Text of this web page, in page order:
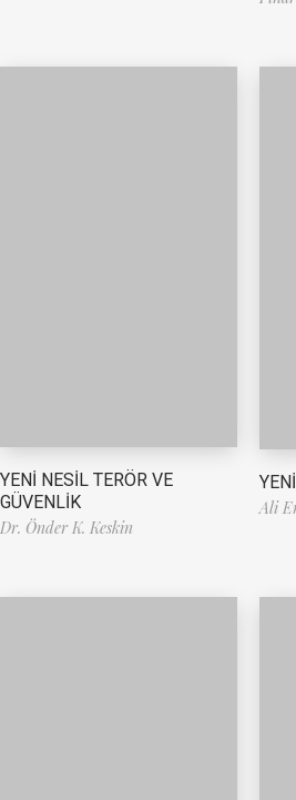
YENİ NESİL TERÖR VE
GÜVENLİK
Dr. Önder K. Keskin
Ali